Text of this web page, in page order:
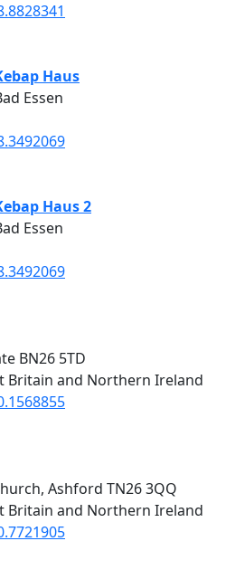
Haus
Essen
Haus 2
Essen
BN26 5TD
Britain and Northern Ireland
Ashford TN26 3QQ
Britain and Northern Ireland